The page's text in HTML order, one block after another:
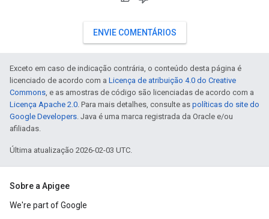
ENVIE COMENTÁRIOS
Exceto em caso de indicação contrária, o conteúdo desta página é
licenciado de acordo com a Licença de atribuição 4.0 do Creative
Commons, e as amostras de código são licenciadas de acordo com a
Licença Apache 2.0. Para mais detalhes, consulte as políticas do site do
Google Developers. Java é uma marca registrada da Oracle e/ou
afiliadas.
Última atualização 2026-02-03 UTC.
Sobre a Apigee
We're part of Google